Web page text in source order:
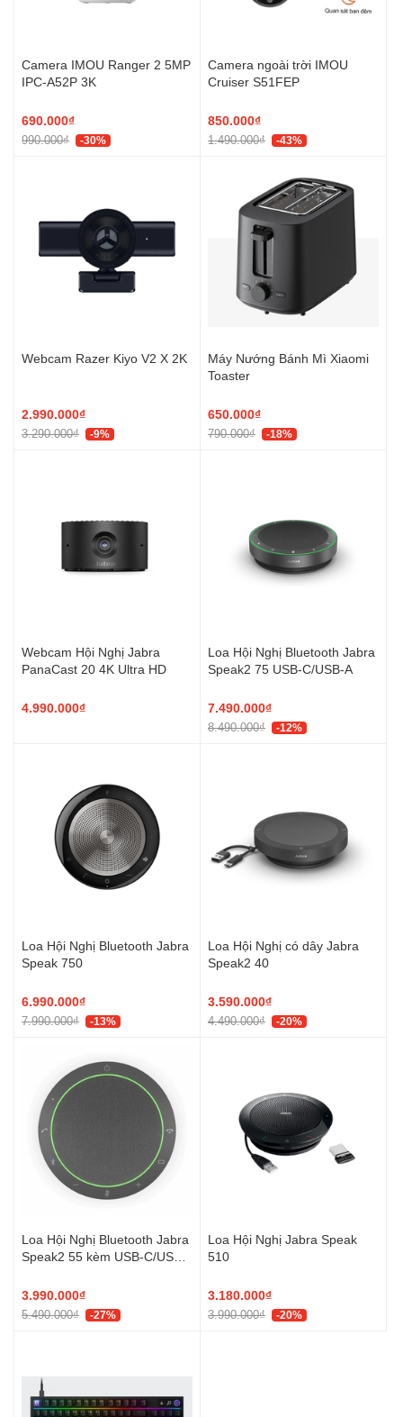
Camera IMOU Ranger 2 5MP
IPC-A52P 3K
690.000₫
990.000₫ -30%
Camera ngoài trời IMOU
Cruiser S51FEP
850.000₫
1.490.000₫ -43%
Webcam Razer Kiyo V2 X 2K
2.990.000₫
3.290.000₫ -9%
Máy Nướng Bánh Mì Xiaomi
Toaster
650.000₫
790.000₫ -18%
Webcam Hội Nghị Jabra
PanaCast 20 4K Ultra HD
4.990.000₫
Loa Hội Nghị Bluetooth Jabra
Speak2 75 USB-C/USB-A
7.490.000₫
8.490.000₫ -12%
Loa Hội Nghị Bluetooth Jabra
Speak 750
6.990.000₫
7.990.000₫ -13%
Loa Hội Nghị có dây Jabra
Speak2 40
3.590.000₫
4.490.000₫ -20%
Loa Hội Nghị Bluetooth Jabra
Speak2 55 kèm USB-C/USB-
3.990.000₫
5.490.000₫ -27%
Loa Hội Nghị Jabra Speak
510
3.180.000₫
3.990.000₫ -20%